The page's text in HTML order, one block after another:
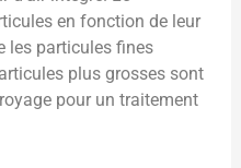
en fonction de leur
les particules fines
plus grosses sont
pour un traitement